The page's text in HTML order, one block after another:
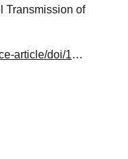
Transmission of
https://academic.oup.com/jid/advance-article/doi/10.1093/infdis/jiab598/6505230